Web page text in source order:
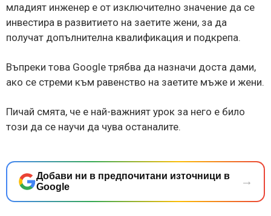
младият инженер е от изключително значение да се
инвестира в развитието на заетите жени, за да
получат допълнителна квалификация и подкрепа.
Въпреки това Google трябва да назначи доста дами,
ако се стреми към равенство на заетите мъже и жени.
Пичай смята, че е най-важният урок за него е било
този да се научи да чува останалите.
Добави ни в предпочитани източници в
Google
→